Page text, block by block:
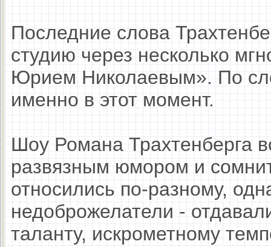
Последние слова
студию через несколько
Юрием Николаевым». По
именно в этот момент.
Шоу Романа Трахтенберга
развязным юмором и
относились по-разному,
недоброжелатели -
таланту, искрометному